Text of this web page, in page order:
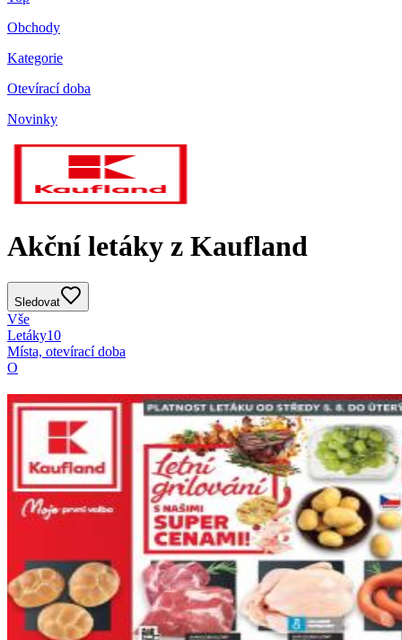
Obchody
Kategorie
Otevírací doba
Novinky
Akční letáky z Kaufland
Sledovat
Vše
Letáky10
Místa, otevírací doba
O